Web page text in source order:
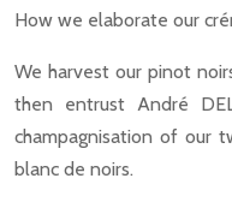
How we elaborate our
We harvest our pinot
then entrust André
champagnisation of our
blanc de noirs.